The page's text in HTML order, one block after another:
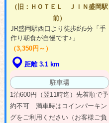
（旧：ＨＯＴＥＬ ＪＩＮ盛岡駅
前）
JR盛岡駅西口より徒歩約5分「手
作り朝食が自慢です♪」
（3,350円～）
距離 3.1 km
駐車場
1泊600円（翌11時迄）先着順で予
約不可 満車時はコインパーキン
グをご利用ください（お客様ご負